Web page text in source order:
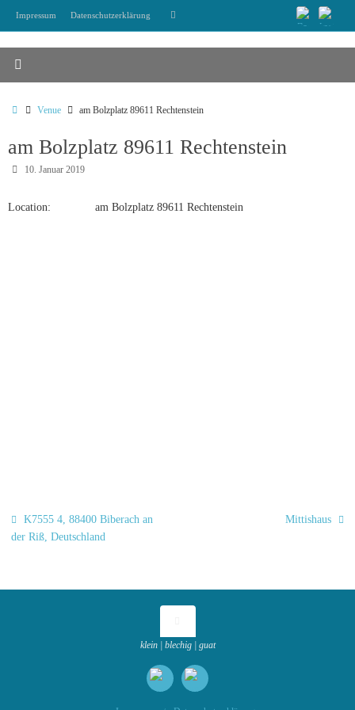
Impressum Datenschutzerklärung Suchen
StartVenue am Bolzplatz 89611 Rechtenstein
am Bolzplatz 89611 Rechtenstein
10. Januar 2019
Location: am Bolzplatz 89611 Rechtenstein
K7555 4, 88400 Biberach an
der Riß, Deutschland
Mittishaus
klein | blechig | guat